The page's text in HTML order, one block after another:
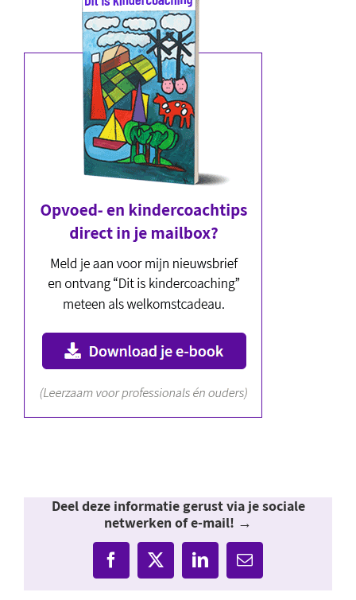
Deel deze informatie gerust via je sociale
netwerken of e-mail! →
Facebook
X LinkedIn
E-
mail